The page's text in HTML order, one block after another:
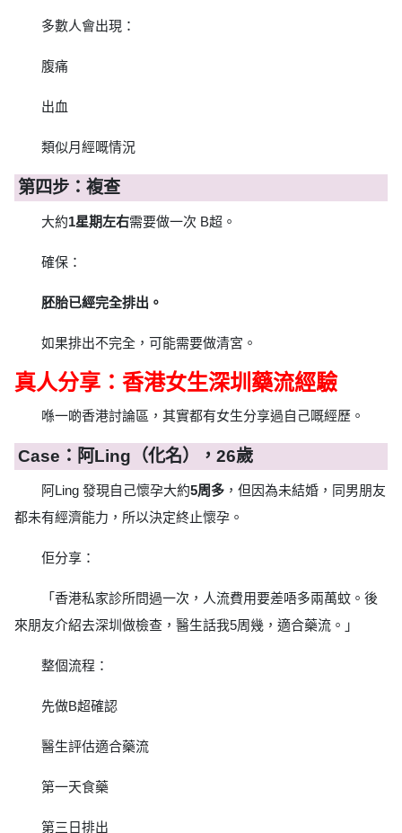
多數人會出現：
腹痛
出血
類似月經嘅情況
第四步：複查
大約1星期左右需要做一次 B超。
確保：
胚胎已經完全排出。
如果排出不完全，可能需要做清宮。
真人分享：香港女生深圳藥流經驗
喺一啲香港討論區，其實都有女生分享過自己嘅經歷。
Case：阿Ling（化名），26歲
阿Ling 發現自己懷孕大約5周多 ，但因為未結婚，同男朋友
都未有經濟能力，所以決定終止懷孕。
佢分享：
「香港私家診所問過一次，人流費用要差唔多兩萬蚊。後
來朋友介紹去深圳做檢查，醫生話我5周幾，適合藥流。」
整個流程：
先做B超確認
醫生評估適合藥流
第一天食藥
第三日排出